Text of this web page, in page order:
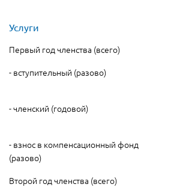
Услуги
Первый год членства (всего)
- вступительный (разово)
- членский (годовой)
- взнос в компенсационный фонд
(разово)
Второй год членства (всего)